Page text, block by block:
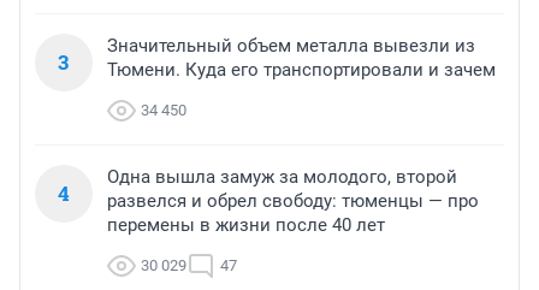
3
Значительный объем металла вывезли из
Тюмени. Куда его транспортировали и зачем
34 450
4
Одна вышла замуж за молодого, второй
развелся и обрел свободу: тюменцы — про
перемены в жизни после 40 лет
30 029 47